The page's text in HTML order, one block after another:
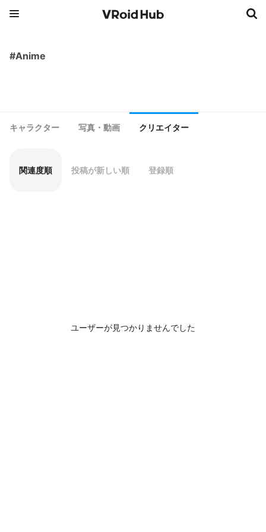
#Anime
キャラクター 写真・動画 クリエイター
関連度順 投稿が新しい順 登録順
ユーザーが見つかりませんでした